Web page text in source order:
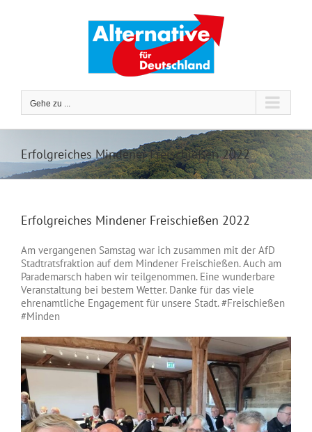
Gehe zu ...
Erfolgreiches Mindener Freischießen 2022
Erfolgreiches Mindener Freischießen 2022
Am vergangenen Samstag war ich zusammen mit der AfD
Stadtratsfraktion auf dem Mindener Freischießen. Auch am
Parademarsch haben wir teilgenommen. Eine wunderbare
Veranstaltung bei bestem Wetter. Danke für das viele
ehrenamtliche Engagement für unsere Stadt. #Freischießen
#Minden